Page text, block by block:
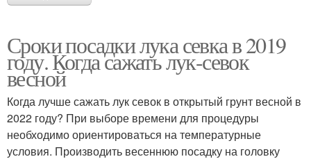
Сроки посадки лука севка в 2019
году. Когда сажать лук-севок
весной
Когда лучше сажать лук севок в открытый грунт весной в
2022 году? При выборе времени для процедуры
необходимо ориентироваться на температурные
условия. Производить весеннюю посадку на головку